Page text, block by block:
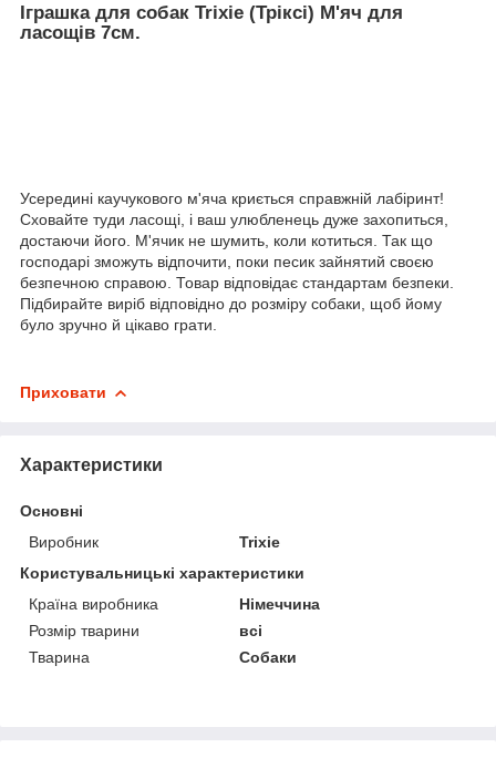
Іграшка для собак Trixie (Тріксі) М'яч для
ласощів 7см.
Усередині каучукового м'яча криється справжній лабіринт!
Сховайте туди ласощі, і ваш улюбленець дуже захопиться,
достаючи його. М'ячик не шумить, коли котиться. Так що
господарі зможуть відпочити, поки песик зайнятий своєю
безпечною справою. Товар відповідає стандартам безпеки.
Підбирайте виріб відповідно до розміру собаки, щоб йому
було зручно й цікаво грати.
Приховати
Характеристики
Основні
Виробник
Trixie
Користувальницькі характеристики
Країна виробника
Німеччина
Розмір тварини
всі
Тварина
Собаки